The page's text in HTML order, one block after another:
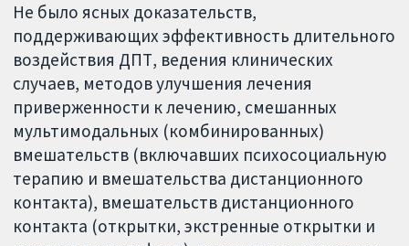
Не было ясных доказательств,
поддерживающих эффективность длительного
воздействия ДПТ, ведения клинических
случаев, методов улучшения лечения
приверженности к лечению, смешанных
мультимодальных (комбинированных)
вмешательств (включавших психосоциальную
терапию и вмешательства дистанционного
контакта), вмешательств дистанционного
контакта (открытки, экстренные открытки и